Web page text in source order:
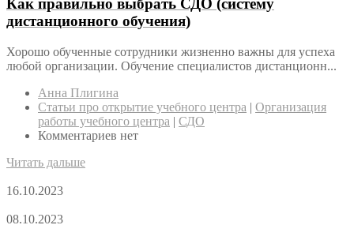
Как правильно выбрать СДО (систему
дистанционного обучения)
Хорошо обученные сотрудники жизненно важны для успеха
любой организации. Обучение специалистов дистанционн...
Анна Плигина
Статьи про открытие учебного центра | Организация
работы учебного центра | СДО
Комментариев нет
Читать дальше
16.10.2023
08.10.2023